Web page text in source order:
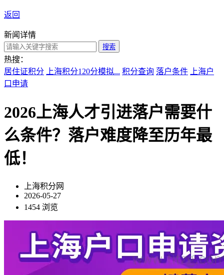
返回
新闻详情
搜索
热搜：
居住证积分
上海积分120分模拟... 积分查询 落户条件
上海户
口申请
2026上海人才引进落户需要什
么条件？落户难度降至历年最
低！
上海积分网
2026-05-27
1454 浏览